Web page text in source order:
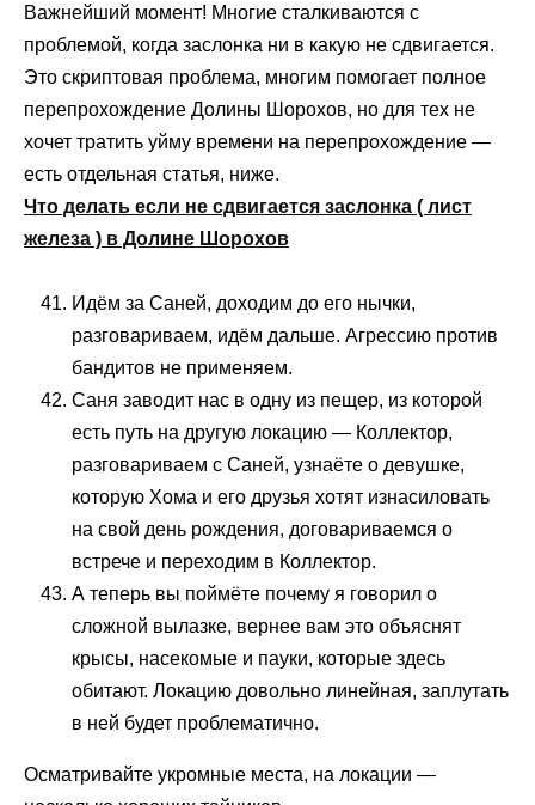
Важнейший момент! Многие сталкиваются с
проблемой, когда заслонка ни в какую не сдвигается.
Это скриптовая проблема, многим помогает полное
перепрохождение Долины Шорохов, но для тех не
хочет тратить уйму времени на перепрохождение —
есть отдельная статья, ниже.
Что делать если не сдвигается заслонка ( лист
железа ) в Долине Шорохов
Идём за Саней, доходим до его нычки,
разговариваем, идём дальше. Агрессию против
бандитов не применяем.
Саня заводит нас в одну из пещер, из которой
есть путь на другую локацию — Коллектор,
разговариваем с Саней, узнаёте о девушке,
которую Хома и его друзья хотят изнасиловать
на свой день рождения, договариваемся о
встрече и переходим в Коллектор.
А теперь вы поймёте почему я говорил о
сложной вылазке, вернее вам это объяснят
крысы, насекомые и пауки, которые здесь
обитают. Локацию довольно линейная, заплутать
в ней будет проблематично.
Осматривайте укромные места, на локации —